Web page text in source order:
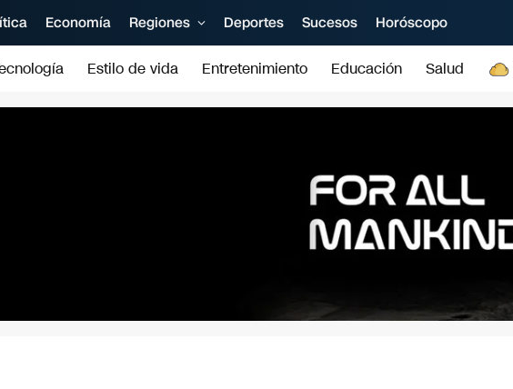
Economía Regiones Deportes Sucesos Horóscopo
Estilo de vida Entretenimiento Educación Salud